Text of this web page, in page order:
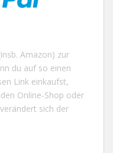
Amazon) zur
du auf so einen
Link einkaufst,
Online-Shop oder
sich der